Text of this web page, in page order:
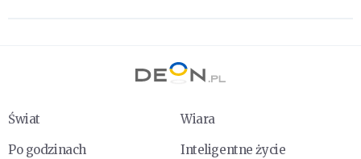
Świat
Wiara
Po godzinach
Inteligentne życie